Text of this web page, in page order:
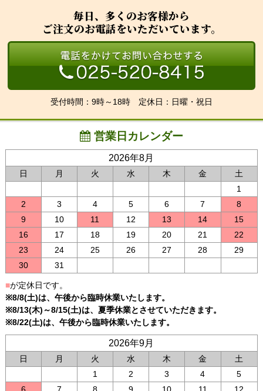
毎日、多くのお客様から
ご注文のお電話をいただいています。
受付時間：9時～18時 定休日：日曜・祝日
営業日カレンダー
2026年8月
日 月 火 水 木 金
土
1
2
3 4 5 6 7
8
9
10 11 12 13 14
15
16
17 18 19 20 21
22
23
24 25 26 27 28
29
30
31
■が定休日です。
※8/8(土)は、午後から臨時休業いたします。
※8/13(木)～8/15(土)は、夏季休業とさせていただきます。
※8/22(土)は、午後から臨時休業いたします。
2026年9月
日 月 火 水 木 金
土
1
2 3 4
5
6
7 8 9 10 11 12